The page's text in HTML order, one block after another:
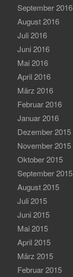
September 2016
August 2016
Juli 2016
Juni 2016
Mai 2016
April 2016
März 2016
Februar 2016
Januar 2016
Dezember 2015
November 2015
Oktober 2015
September 2015
August 2015
Juli 2015
Juni 2015
Mai 2015
April 2015
März 2015
Februar 2015